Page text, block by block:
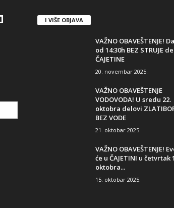
I VIŠE OBJAVA
VAŽNO OBAVEŠTENJE!
od 14:30h BEZ STRUJE
ČAJETINE
20. novembar 2025.
VAŽNO OBAVEŠTENJE
VODOVODA! U sredu 22.
oktobra delovi
BEZ VODE
21. oktobar 2025.
VAŽNO OBAVEŠTENJE!
će u ČAJETINI u četvrtak
oktobra...
15. oktobar 2025.